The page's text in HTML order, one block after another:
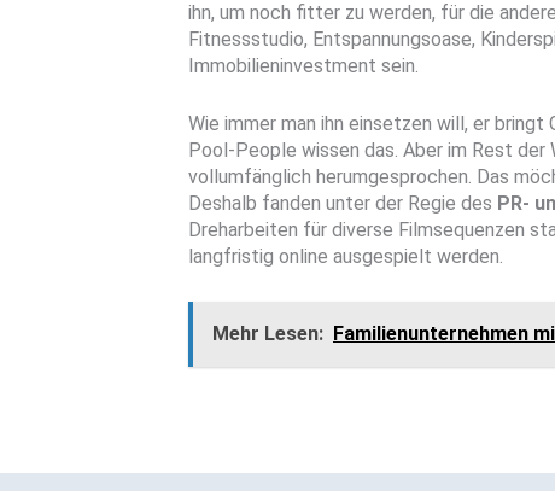
ihn, um noch fitter zu werden, für die
Fitnessstudio, Entspannungsoase,
Immobilieninvestment sein.
Wie immer man ihn einsetzen will, er bringt
Pool-People wissen das. Aber im Rest
vollumfänglich herumgesprochen. Das
Deshalb fanden unter der Regie des PR-
Dreharbeiten für diverse Filmsequenzen
langfristig online ausgespielt werden.
Mehr Lesen: Familienunternehmen